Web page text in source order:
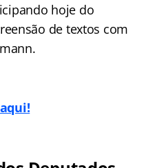
hoje do
de textos com